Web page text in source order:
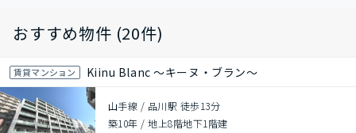
おすすめ物件 (20件)
賃貸マンション Kiinu Blanc ～キーヌ・ブラン～
山手線 / 品川駅 徒歩13分
築10年 /地上8階地下1階建